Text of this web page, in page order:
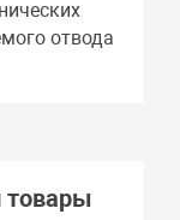
отвода
товары